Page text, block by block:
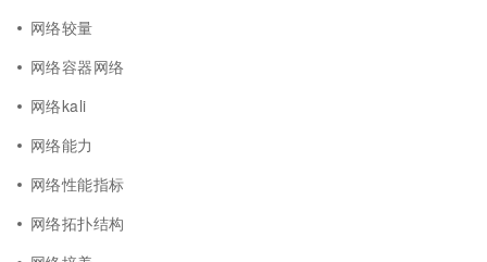
网络较量
网络容器网络
网络kali
网络能力
网络性能指标
网络拓扑结构